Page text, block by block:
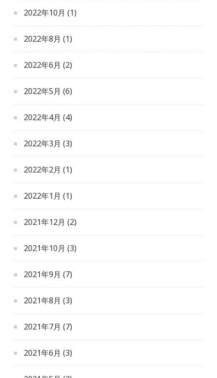
2022年10月 (1)
2022年8月 (1)
2022年6月 (2)
2022年5月 (6)
2022年4月 (4)
2022年3月 (3)
2022年2月 (1)
2022年1月 (1)
2021年12月 (2)
2021年10月 (3)
2021年9月 (7)
2021年8月 (3)
2021年7月 (7)
2021年6月 (3)